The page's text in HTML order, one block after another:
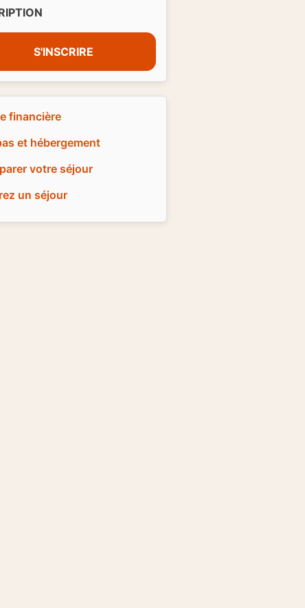
S'INSCRIRE
financière
et hébergement
votre séjour
un séjour